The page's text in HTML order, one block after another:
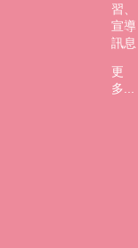
習、
宣導
訊息
更
多...